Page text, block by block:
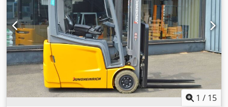
akumulatora: 48 V Pojemność akumulatora: 625 Ah Rok
produkcji akumulatora: 2015 Opis: Boczny przesuw wideł,
3. zawór, tylne światło robocze, przednie światło robocze,
siatka ochronna ładunku, pełny swobodny podnos, lampa
bezpieczeństwa.
1 / 15